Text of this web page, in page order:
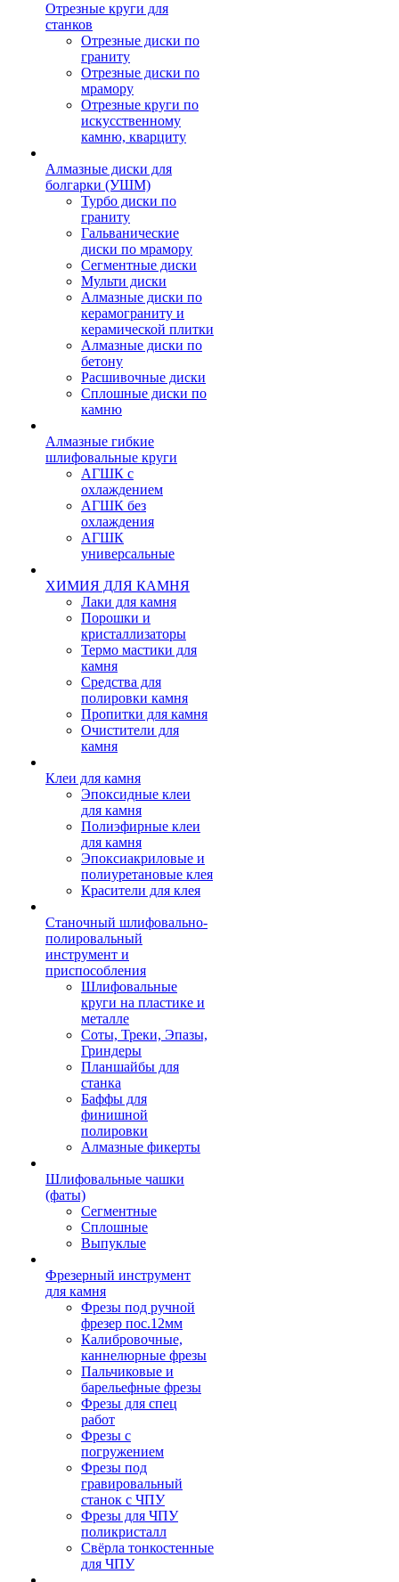
Отрезные круги для
станков
Отрезные диски по
граниту
Отрезные диски по
мрамору
Отрезные круги по
искусственному
камню, кварциту
Алмазные диски для
болгарки (УШМ)
Турбо диски по
граниту
Гальванические
диски по мрамору
Сегментные диски
Мульти диски
Алмазные диски по
керамограниту и
керамической плитки
Алмазные диски по
бетону
Расшивочные диски
Сплошные диски по
камню
Алмазные гибкие
шлифовальные круги
АГШК с
охлаждением
АГШК без
охлаждения
АГШК
универсальные
ХИМИЯ ДЛЯ КАМНЯ
Лаки для камня
Порошки и
кристаллизаторы
Термо мастики для
камня
Средства для
полировки камня
Пропитки для камня
Очистители для
камня
Клеи для камня
Эпоксидные клеи
для камня
Полиэфирные клеи
для камня
Эпоксиакриловые и
полиуретановые клея
Красители для клея
Станочный шлифовально-
полировальный
инструмент и
приспособления
Шлифовальные
круги на пластике и
металле
Соты, Треки, Эпазы,
Гриндеры
Планшайбы для
станка
Баффы для
финишной
полировки
Алмазные фикерты
Шлифовальные чашки
(фаты)
Сегментные
Сплошные
Выпуклые
Фрезерный инструмент
для камня
Фрезы под ручной
фрезер пос.12мм
Калибровочные,
каннелюрные фрезы
Пальчиковые и
барельефные фрезы
Фрезы для спец
работ
Фрезы с
погружением
Фрезы под
гравировальный
станок с ЧПУ
Фрезы для ЧПУ
поликристалл
Свёрла тонкостенные
для ЧПУ